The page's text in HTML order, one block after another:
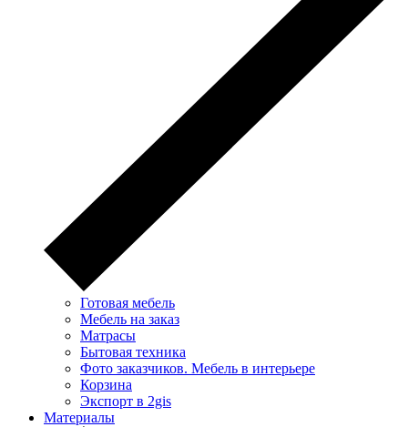
Готовая мебель
Мебель на заказ
Матрасы
Бытовая техника
Фото заказчиков. Мебель в интерьере
Корзина
Экспорт в 2gis
Материалы